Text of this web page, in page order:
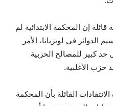
قائلة إن المحكمة الابتدائية لم
في لويزيانا، الأمر
كبير للمصالح الحزبية
حزب الأغلبية.
القائلة بأن المحكمة